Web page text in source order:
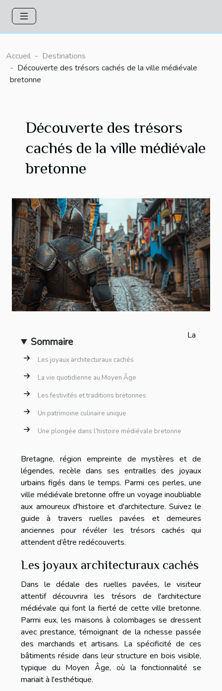
Accueil
Destinations
Découverte des trésors cachés de la ville médiévale
bretonne
Découverte des trésors
cachés de la ville médiévale
bretonne
Sommaire
Les joyaux architecturaux cachés
La vie quotidienne au Moyen Âge
Les festivités et traditions bretonnes
Un patrimoine culinaire unique
Une plongée dans l'histoire médiévale bretonne
La
Bretagne, région empreinte de mystères et de
légendes, recèle dans ses entrailles des joyaux
urbains figés dans le temps. Parmi ces perles, une
ville médiévale bretonne offre un voyage inoubliable
aux amoureux d'histoire et d'architecture. Suivez le
guide à travers ruelles pavées et demeures
anciennes pour révéler les trésors cachés qui
attendent d’être redécouverts.
Les joyaux architecturaux cachés
Dans le dédale des ruelles pavées, le visiteur
attentif découvrira les trésors de l'architecture
médiévale qui font la fierté de cette ville bretonne.
Parmi eux, les maisons à colombages se dressent
avec prestance, témoignant de la richesse passée
des marchands et artisans. La spécificité de ces
bâtiments réside dans leur structure en bois visible,
typique du Moyen Âge, où la fonctionnalité se
mariait à l'esthétique.